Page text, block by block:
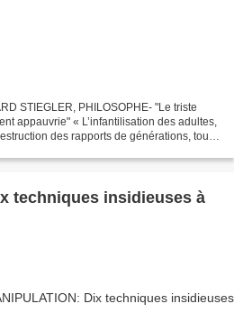
STIEGLER, PHILOSOPHE- "Le triste
appauvrie" « L’infantilisation des adultes,
des rapports de générations, tout
techniques insidieuses à